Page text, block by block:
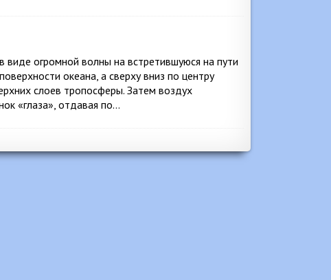
огромной волны на встретившуюся на пути
океана, а сверху вниз по центру
слоев тропосферы. Затем воздух
«глаза», отдавая по…